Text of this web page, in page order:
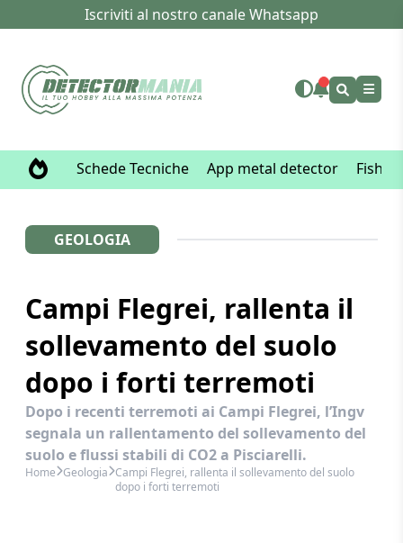
Iscriviti al nostro canale Whatsapp
Schede Tecniche App metal detector Fisher
GEOLOGIA
Campi Flegrei, rallenta il
sollevamento del suolo
dopo i forti terremoti
Dopo i recenti terremoti ai Campi Flegrei, l’Ingv
segnala un rallentamento del sollevamento del
suolo e flussi stabili di CO2 a Pisciarelli.
Home Geologia Campi Flegrei, rallenta il sollevamento del suolo
dopo i forti terremoti